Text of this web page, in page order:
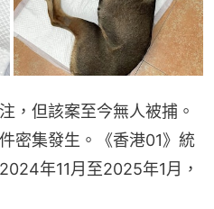
，但該案至今無人被捕。
密集發生。《香港01》統
年11月至2025年1月，